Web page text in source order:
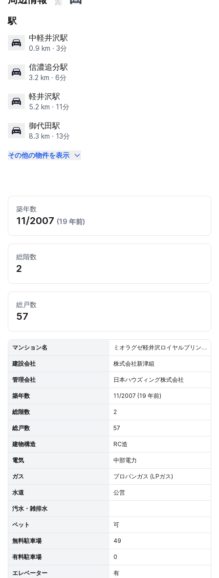
駅
中軽井沢駅
0.9 km · 3分
信濃追分駅
3.2 km · 6分
軽井沢駅
5.2 km · 11分
御代田駅
8.3 km · 13分
その他の物件を表示
築年数
11/2007 (19 年前)
総階数
2
総戸数
57
マンション名 ミオラグゼ軽井沢ロイヤルプリンス通り
建設会社 株式会社新津組
管理会社 日本ハウズィング株式会社
築年数 11/2007 (19 年前)
総階数 2
総戸数 57
建物構造 RC造
電気 中部電力
ガス プロパンガス (LPガス)
水道 公営
汚水・雑排水
ペット 可
無料駐車場 49
有料駐車場 0
エレベーター 有